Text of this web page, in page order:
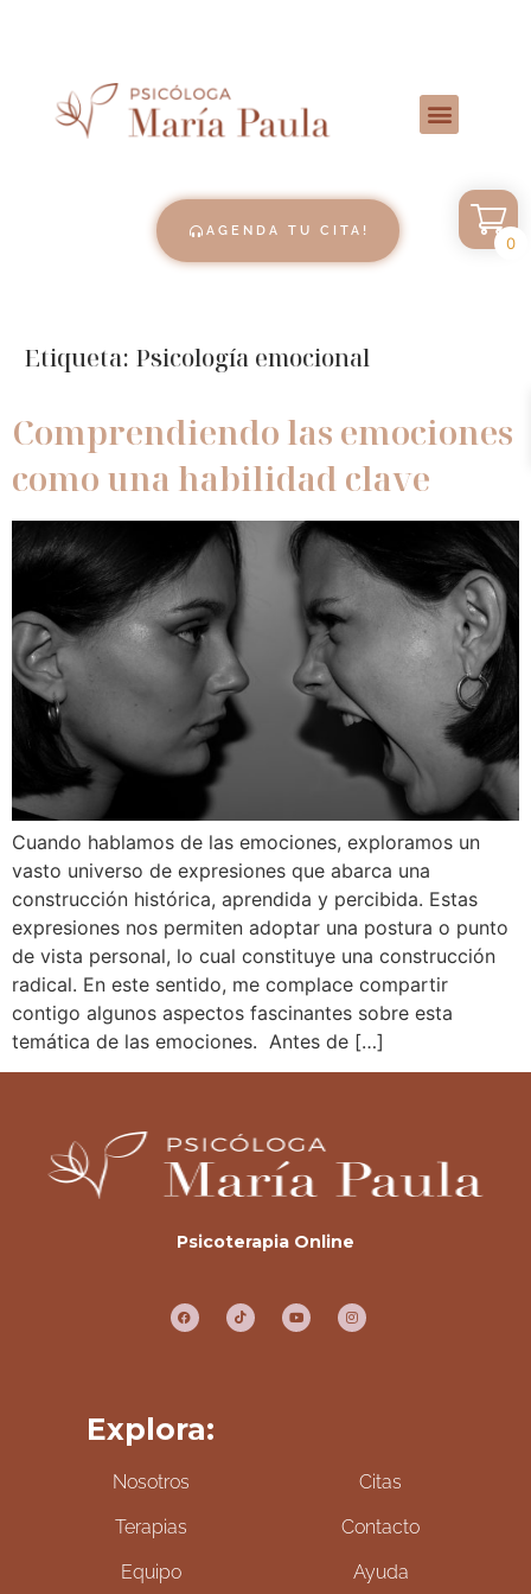
AGENDA TU CITA!
Etiqueta: Psicología emocional
Comprendiendo las emociones
como una habilidad clave
Cuando hablamos de las emociones, exploramos un
vasto universo de expresiones que abarca una
construcción histórica, aprendida y percibida. Estas
expresiones nos permiten adoptar una postura o punto
de vista personal, lo cual constituye una construcción
radical. En este sentido, me complace compartir
contigo algunos aspectos fascinantes sobre esta
temática de las emociones. Antes de […]
Psicoterapia Online
Explora:
Nosotros
Terapias
Equipo
Citas
Contacto
Ayuda
0